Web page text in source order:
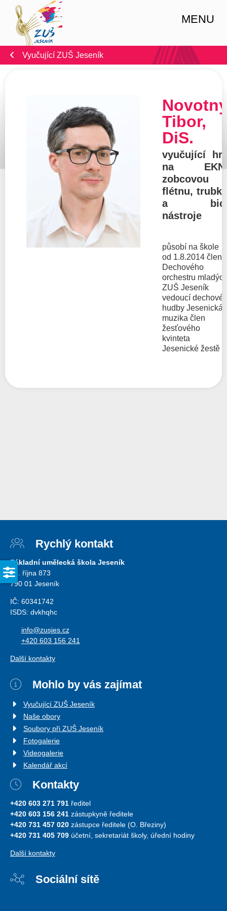
MENU
Vyučující ZUŠ Jeseník
Tibor,
DiS.
vyučující
na
zobcovou
flétnu,
a
nástroje
působí na škole
od 1.8.2014 člen
Dechového
orchestru
ZUŠ Jeseník
vedoucí dechové
hudby Jesenická
muzika člen
žesťového
kvinteta
Jesenické žestě
Rychlý kontakt
Základní umělecká škola Jeseník
28. října 873
790 01 Jeseník
IČ: 60341742
ISDS: dvkhqhc
info@zusjes.cz
+420 603 156 241
Další kontakty
Mohlo by vás zajímat
Vyučující ZUŠ Jeseník
Naše obory
Soubory při ZUŠ Jeseník
Fotogalerie
Videogalerie
Kalendář akcí
Kontakty
+420 603 271 791 ředitel
+420 603 156 241 zástupkyně ředitele
+420 731 457 020 zástupce ředitele (O. Březiny)
+420 731 405 709 účetní, sekretariát školy, úřední hodiny
Další kontakty
Sociální sítě